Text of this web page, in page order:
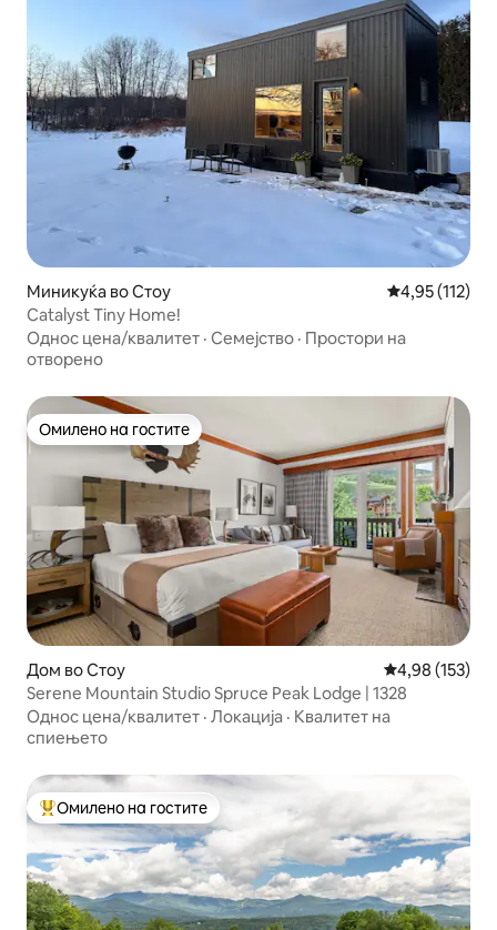
Миникуќа во Стоу Просечна
4,95 (112)
Catalyst Tiny Home!
Однос цена/квалитет · Семејство · Простори на
отворено
Омилено на гостите
Омилено на гостите
Дом во Стоу Просечна
4,98 (153)
Serene Mountain Studio Spruce Peak Lodge | 1328
Однос цена/квалитет · Локација · Квалитет на
спиењето
Меѓу најуспешните „Омилени на гостите“
Омилено на гостите